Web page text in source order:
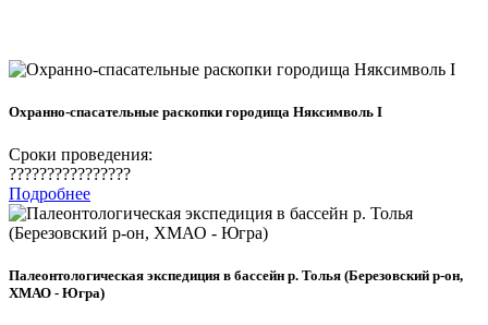
Охранно-спасательные раскопки городища Няксимволь I
Сроки проведения:
????????????????
Подробнее
Палеонтологическая экспедиция в бассейн р. Толья (Березовский р-он,
ХМАО - Югра)